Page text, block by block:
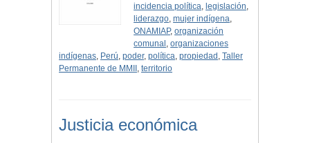
incidencia política, legislación,
liderazgo,mujer indígena,
ONAMIAP,organización
comunal ,organizaciones
indígenas, Perú, poder, política, propiedad , Taller
Permanente de MMII , territorio
Justicia económica